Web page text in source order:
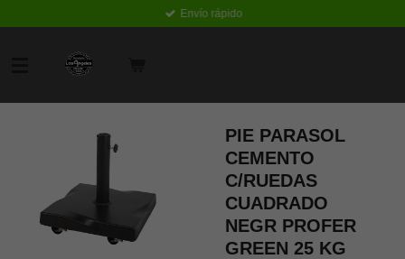
Envío rápido
PIE PARASOL
CEMENTO
C/RUEDAS
CUADRADO
NEGR PROFER
GREEN 25 KG